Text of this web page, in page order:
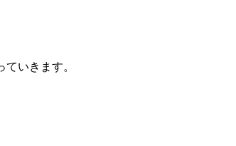
いきます。